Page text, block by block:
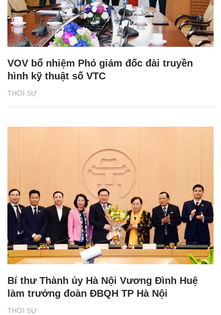
THỜI SỰ
VOV bổ nhiệm Phó giám đốc đài truyền
hình kỹ thuật số VTC
THỜI SỰ
Bí thư Thành ủy Hà Nội Vương Đình Huệ
làm trưởng đoàn ĐBQH TP Hà Nội